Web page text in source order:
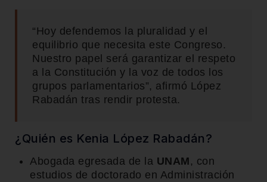
“Hoy defendemos la pluralidad y el
equilibrio que necesita este Congreso.
Nuestro papel será garantizar el respeto
a la Constitución y la voz de todos los
grupos parlamentarios”, afirmó López
Rabadán tras rendir protesta.
¿Quién es Kenia López Rabadán?
Abogada egresada de la UNAM , con
estudios de doctorado en Administración